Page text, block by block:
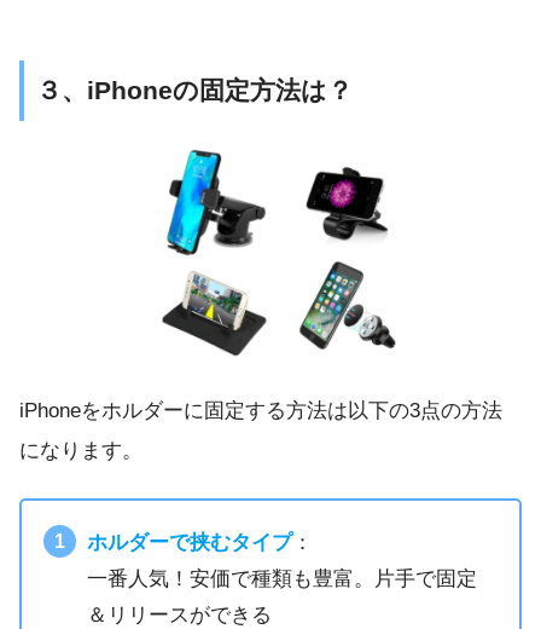
３、iPhoneの固定方法は？
iPhoneをホルダーに固定する方法は以下の3点の方法
になります。
ホルダーで挟むタイプ：
一番人気！安価で種類も豊富。片手で固定
＆リリースができる